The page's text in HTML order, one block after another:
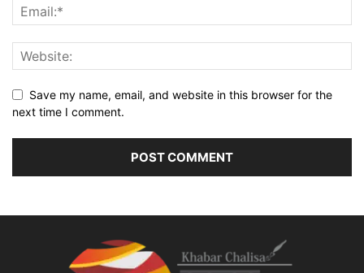
Save my name, email, and website in this browser for the
next time I comment.